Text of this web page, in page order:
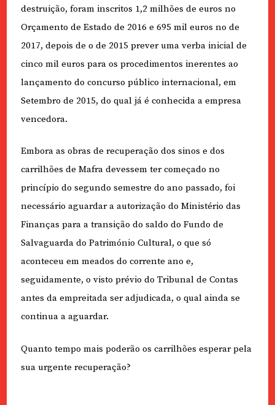
destruição, foram inscritos 1,2 milhões de euros no
Orçamento de Estado de 2016 e 695 mil euros no de
2017, depois de o de 2015 prever uma verba inicial de
cinco mil euros para os procedimentos inerentes ao
lançamento do concurso público internacional, em
Setembro de 2015, do qual já é conhecida a empresa
vencedora.
Embora as obras de recuperação dos sinos e dos
carrilhões de Mafra devessem ter começado no
princípio do segundo semestre do ano passado, foi
necessário aguardar a autorização do Ministério das
Finanças para a transição do saldo do Fundo de
Salvaguarda do Património Cultural, o que só
aconteceu em meados do corrente ano e,
seguidamente, o visto prévio do Tribunal de Contas
antes da empreitada ser adjudicada, o qual ainda se
continua a aguardar.
Quanto tempo mais poderão os carrilhões esperar pela
sua urgente recuperação?